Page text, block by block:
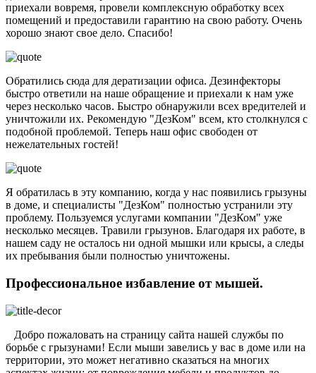
приехали вовремя, провели комплексную обработку всех
помещений и предоставили гарантию на свою работу. Очень
хорошо знают свое дело. Спасибо!
Обратились сюда для дератизации офиса. Дезинфекторы
быстро ответили на наше обращение и приехали к нам уже
через несколько часов. Быстро обнаружили всех вредителей и
уничтожили их. Рекомендую "ДезКом" всем, кто столкнулся с
подобной проблемой. Теперь наш офис свободен от
нежелательных гостей!
Я обратилась в эту компанию, когда у нас появились грызуны
в доме, и специалисты "ДезКом" полностью устранили эту
проблему. Пользуемся услугами компании "ДезКом" уже
несколько месяцев. Травили грызунов. Благодаря их работе, в
нашем саду не осталось ни одной мышки или крысы, а следы
их пребывания были полностью уничтожены.
Профессиональное избавление от мышей.
Добро пожаловать на страницу сайта нашей службы по
борьбе с грызунами! Если мыши завелись у вас в доме или на
территории, это может негативно сказаться на многих